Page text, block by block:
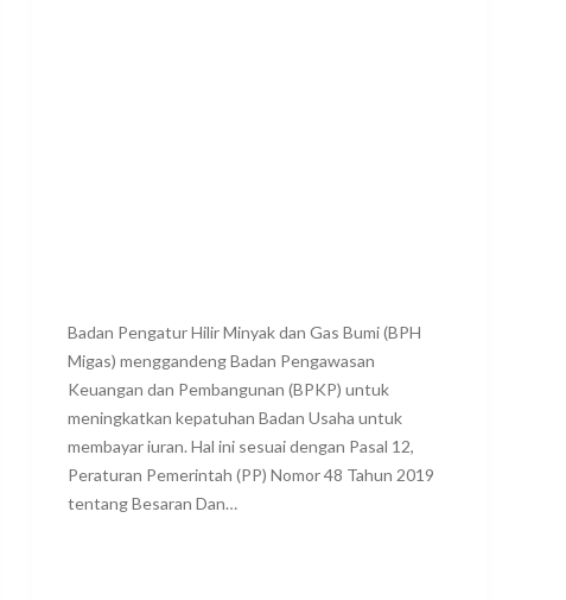
Badan Pengatur Hilir Minyak dan Gas Bumi (BPH
Migas) menggandeng Badan Pengawasan
Keuangan dan Pembangunan (BPKP) untuk
meningkatkan kepatuhan Badan Usaha untuk
membayar iuran. Hal ini sesuai dengan Pasal 12,
Peraturan Pemerintah (PP) Nomor 48 Tahun 2019
tentang Besaran Dan…